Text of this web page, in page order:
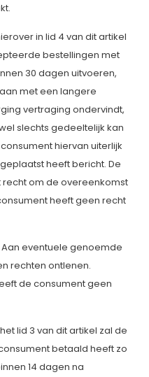
in lid 4 van dit artikel
bestellingen met
30 dagen uitvoeren,
met een langere
vertraging ondervindt,
slechts gedeeltelijk kan
hiervan uiterlijk
heeft bericht. De
om de overeenkomst
heeft geen recht
eventuele genoemde
rechten ontlenen.
de consument geen
lid 3 van dit artikel zal de
betaald heeft zo
14 dagen na